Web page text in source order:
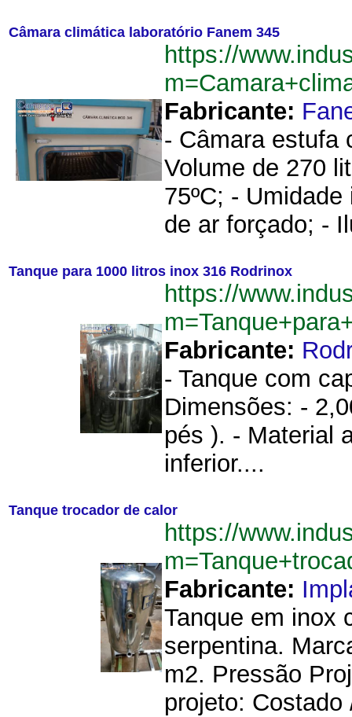
Câmara climática laboratório Fanem 345
https://
Fabricante:
- Câmara estufa
Volume de 270
75ºC; -
de ar forçado; -
Tanque para 1000 litros inox 316 Rodrinox
https://
Fabricante:
- Tanque com
Dimensões: -
pés ). - Material
inferior....
Tanque trocador de calor
https://
Fabricante:
Tanque em inox
serpentina.
m2. Pressão
projeto: